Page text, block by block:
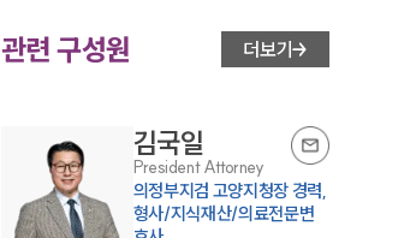
관련 구성원 더보기
김국일
President Attorney
의정부지검 고양지청장 경력,
형사/지식재산/의료전문변